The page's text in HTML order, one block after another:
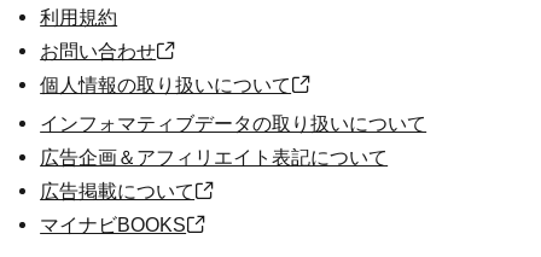
利用規約
お問い合わせ
個人情報の取り扱いについて
インフォマティブデータの取り扱いについて
広告企画＆アフィリエイト表記について
広告掲載について
マイナビBOOKS